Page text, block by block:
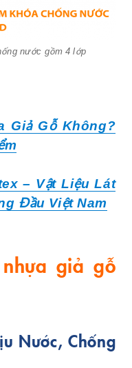
nước gồm 4 lớp
Giả Gỗ Không?
– Vật Liệu Lát
Đầu Việt Nam
giả gỗ
Nước, Chống